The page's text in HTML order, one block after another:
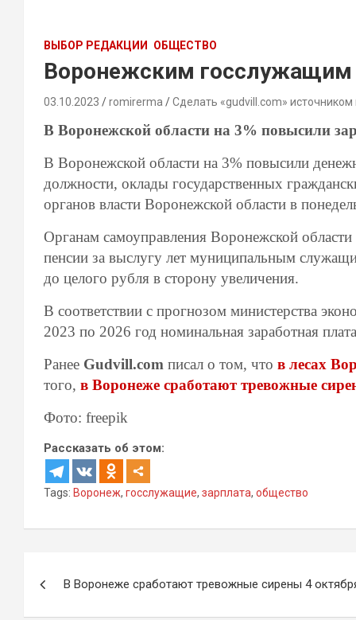
ВЫБОР РЕДАКЦИИ ОБЩЕСТВО
Воронежским госслужащим
03.10.2023 romirerma Сделать «gudvill.com» источником
В Воронежской области на 3% повысили
В Воронежской области на 3% повысили
должности, оклады государственных
органов власти Воронежской области в
Органам самоуправления Воронежской
пенсии за выслугу лет муниципальным
до целого рубля в сторону увеличения.
В соответствии с прогнозом министерства
2023 по 2026 год номинальная заработная
Ранее Gudvill.com писал о том, что в лесах
того, в Воронеже сработают тревожные
Фото: freepik
Рассказать об этом:
Tags: Воронеж, госслужащие, зарплата, общество
В Воронеже сработают тревожные сирены 4